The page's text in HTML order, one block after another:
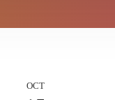
OCT